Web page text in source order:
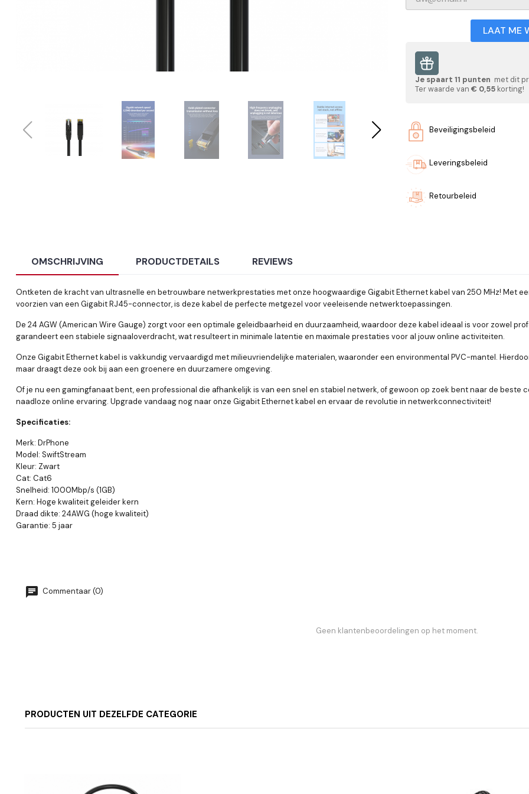
LAAT ME
Je spaart 11 punten met dit
Ter waarde van € 0,55 korting!
Beveiligingsbeleid
Leveringsbeleid
Retourbeleid
OMSCHRIJVING PRODUCTDETAILS REVIEWS
Ontketen de kracht van ultrasnelle en betrouwbare netwerkprestaties met onze hoogwaardige Gigabit Ethernet kabel van 250 MHz! Met
voorzien van een Gigabit RJ45-connector, is deze kabel de perfecte metgezel voor veeleisende netwerktoepassingen.
De 24 AGW (American Wire Gauge) zorgt voor een optimale geleidbaarheid en duurzaamheid, waardoor deze kabel ideaal is voor zowel
garandeert een stabiele signaaloverdracht, wat resulteert in minimale latentie en maximale prestaties voor al jouw online activiteiten.
Onze Gigabit Ethernet kabel is vakkundig vervaardigd met milieuvriendelijke materialen, waaronder een environmental PVC-mantel.
maar draagt deze ook bij aan een groenere en duurzamere omgeving.
Of je nu een gamingfanaat bent, een professional die afhankelijk is van een snel en stabiel netwerk, of gewoon op zoek bent naar de
naadloze online ervaring. Upgrade vandaag nog naar onze Gigabit Ethernet kabel en ervaar de revolutie in netwerkconnectiviteit!
Specificaties:
Merk: DrPhone
Model: SwiftStream
Kleur: Zwart
Cat: Cat6
Snelheid: 1000Mbp/s (1GB)
Kern: Hoge kwaliteit geleider kern
Draad dikte: 24AWG (hoge kwaliteit)
Garantie: 5 jaar
Commentaar (0)
Geen klantenbeoordelingen op het moment.
PRODUCTEN UIT DEZELFDE CATEGORIE